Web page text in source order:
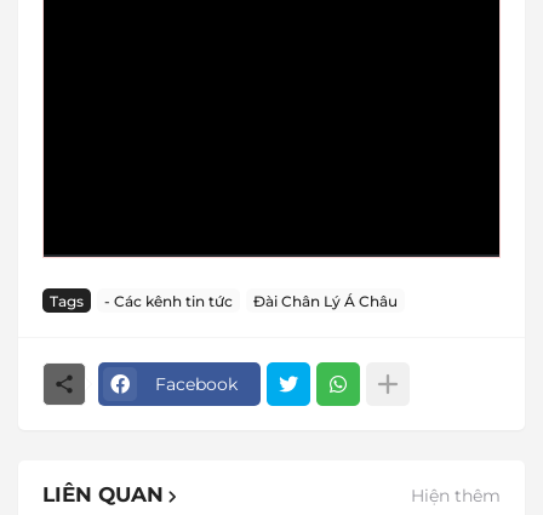
Tags - Các kênh tin tức Đài Chân Lý Á Châu
Facebook
LIÊN QUAN Hiện thêm